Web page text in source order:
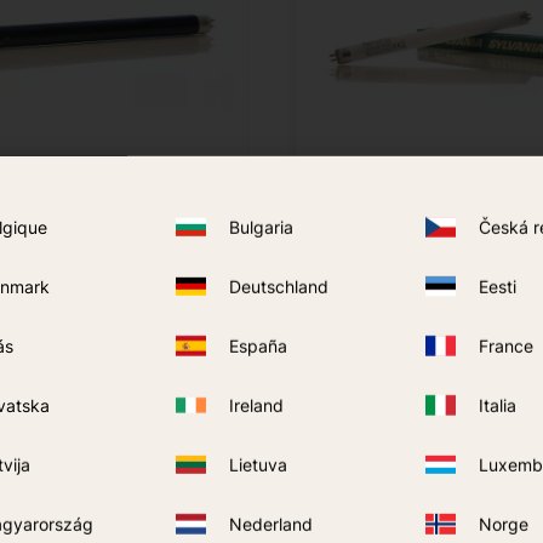
Bulgaria Česká
Deutschland Eesti
España France
Ireland Italia
Lietuva
Nederland Norge
APT
Ajouter aux favoris
Lampe Moel AZP
199
ACHETER